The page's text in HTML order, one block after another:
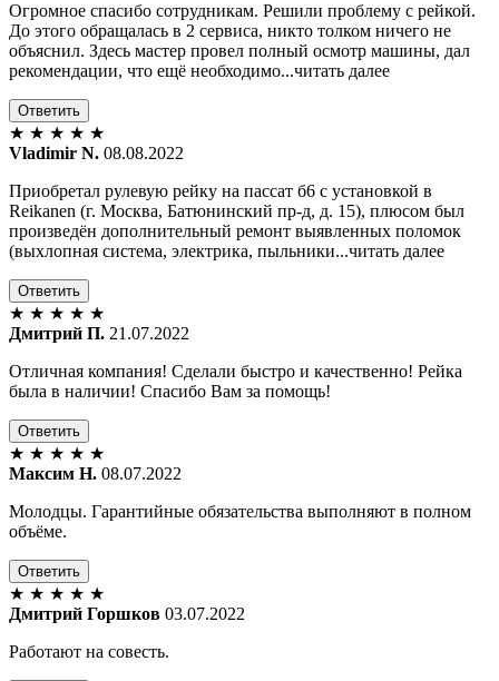
Огромное спасибо сотрудникам. Решили проблему с рейкой.
До этого обращалась в 2 сервиса, никто толком ничего не
объяснил. Здесь мастер провел полный осмотр машины, дал
рекомендации, что ещё необходимо...читать далее
Ответить
★ ★ ★ ★ ★
Vladimir N. 08.08.2022
Приобретал рулевую рейку на пассат б6 с установкой в
Reikanen (г. Москва, Батюнинский пр-д, д. 15), плюсом был
произведён дополнительный ремонт выявленных поломок
(выхлопная система, электрика, пыльники...читать далее
Ответить
★ ★ ★ ★ ★
Дмитрий П. 21.07.2022
Отличная компания! Сделали быстро и качественно! Рейка
была в наличии! Спасибо Вам за помощь!
Ответить
★ ★ ★ ★ ★
Максим Н. 08.07.2022
Молодцы. Гарантийные обязательства выполняют в полном
объёме.
Ответить
★ ★ ★ ★ ★
Дмитрий Горшков 03.07.2022
Работают на совесть.